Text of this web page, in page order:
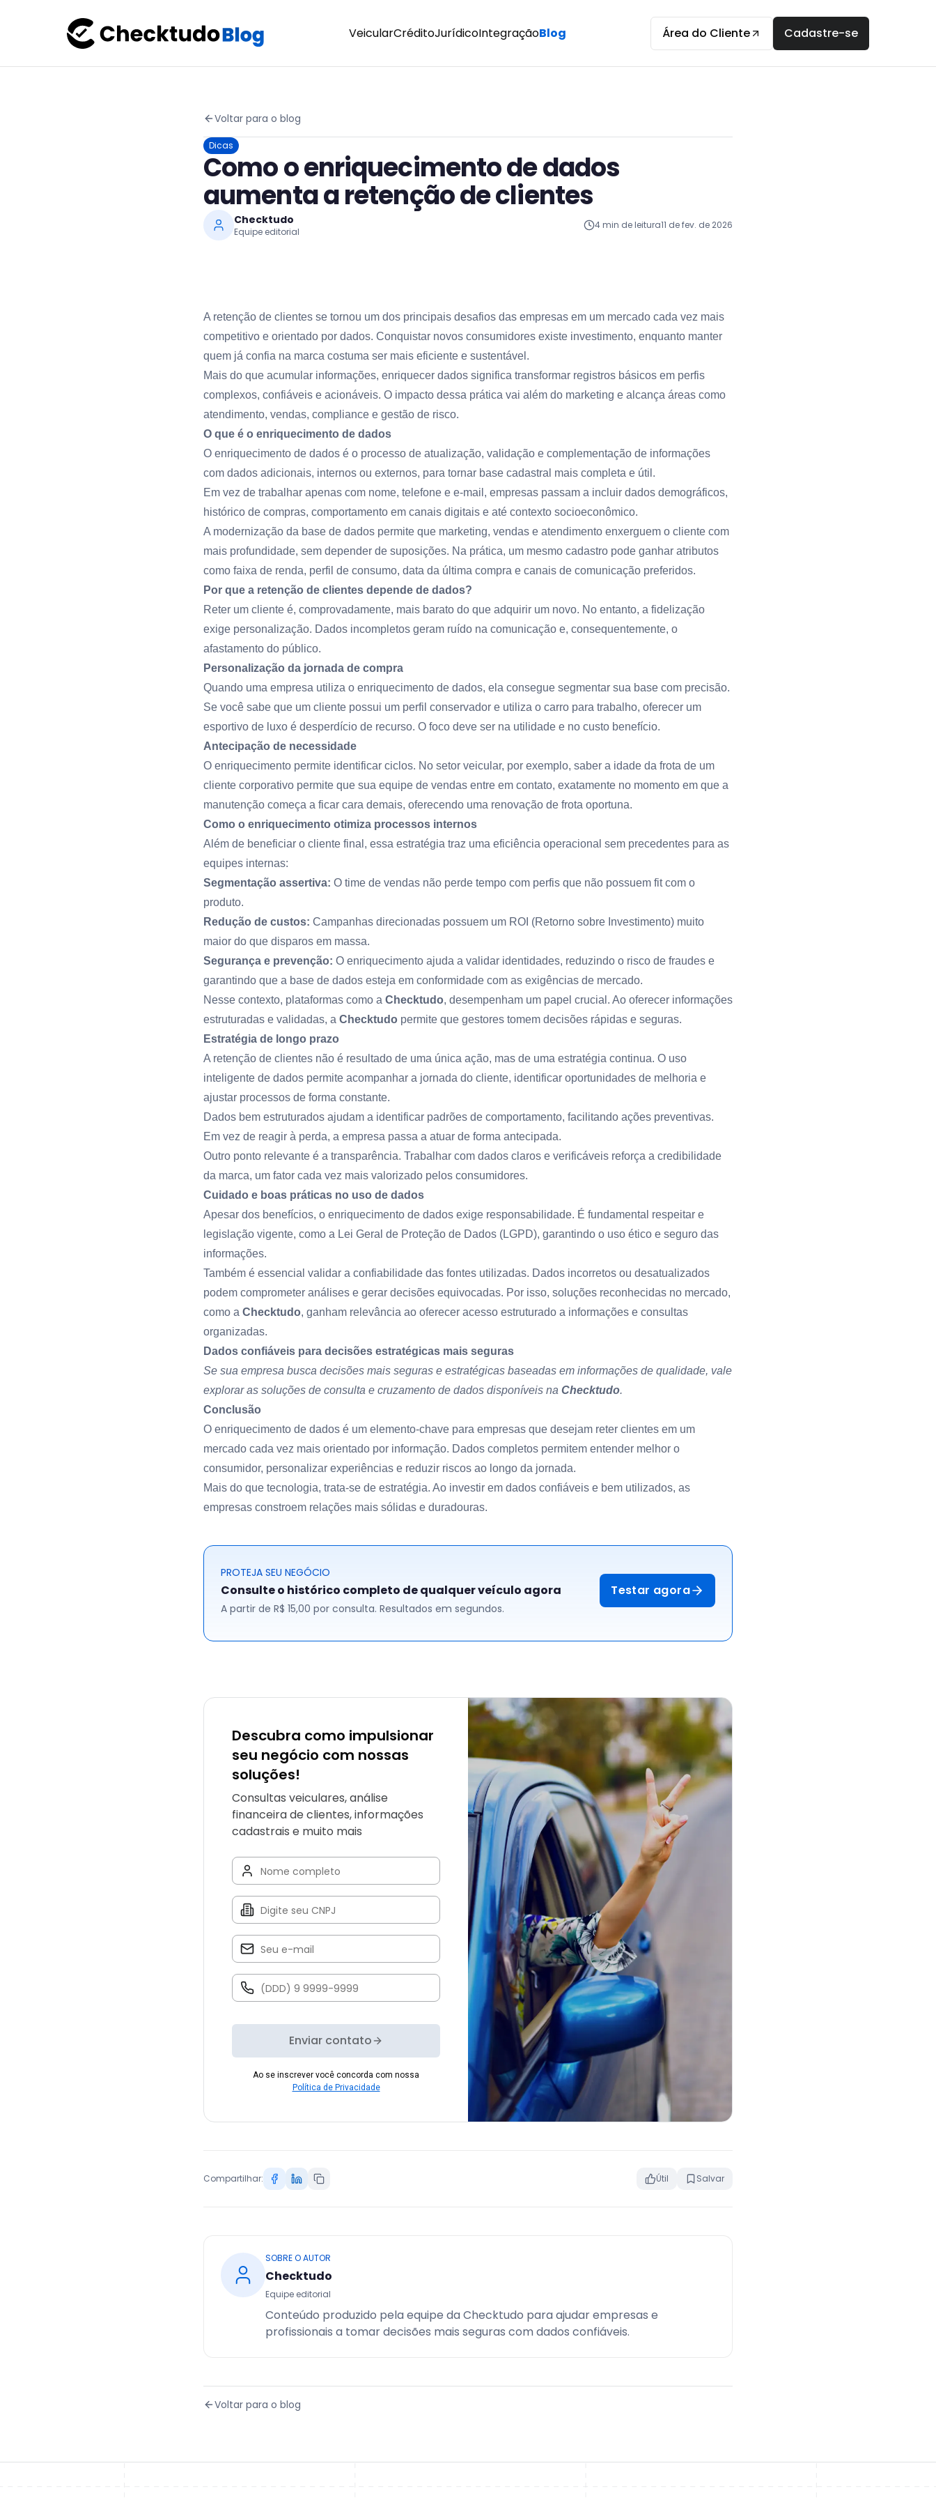
VeicularCréditoJurídicoIntegraçãoBlog Área do Cliente Cadastre-se
Voltar para o blog
Dicas
Como o enriquecimento de dados
aumenta a retenção de clientes
Checktudo
Equipe editorial
4 min de leitura11 de fev. de 2026
A retenção de clientes se tornou um dos principais desafios das empresas em um mercado cada vez mais
competitivo e orientado por dados. Conquistar novos consumidores existe investimento, enquanto manter
quem já confia na marca costuma ser mais eficiente e sustentável.
Mais do que acumular informações, enriquecer dados significa transformar registros básicos em perfis
complexos, confiáveis e acionáveis. O impacto dessa prática vai além do marketing e alcança áreas como
atendimento, vendas, compliance e gestão de risco.
O que é o enriquecimento de dados
O enriquecimento de dados é o processo de atualização, validação e complementação de informações
com dados adicionais, internos ou externos, para tornar base cadastral mais completa e útil.
Em vez de trabalhar apenas com nome, telefone e e-mail, empresas passam a incluir dados demográficos,
histórico de compras, comportamento em canais digitais e até contexto socioeconômico.
A modernização da base de dados permite que marketing, vendas e atendimento enxerguem o cliente com
mais profundidade, sem depender de suposições. Na prática, um mesmo cadastro pode ganhar atributos
como faixa de renda, perfil de consumo, data da última compra e canais de comunicação preferidos.
Por que a retenção de clientes depende de dados?
Reter um cliente é, comprovadamente, mais barato do que adquirir um novo. No entanto, a fidelização
exige personalização. Dados incompletos geram ruído na comunicação e, consequentemente, o
afastamento do público.
Personalização da jornada de compra
Quando uma empresa utiliza o enriquecimento de dados, ela consegue segmentar sua base com precisão.
Se você sabe que um cliente possui um perfil conservador e utiliza o carro para trabalho, oferecer um
esportivo de luxo é desperdício de recurso. O foco deve ser na utilidade e no custo benefício.
Antecipação de necessidade
O enriquecimento permite identificar ciclos. No setor veicular, por exemplo, saber a idade da frota de um
cliente corporativo permite que sua equipe de vendas entre em contato, exatamente no momento em que a
manutenção começa a ficar cara demais, oferecendo uma renovação de frota oportuna.
Como o enriquecimento otimiza processos internos
Além de beneficiar o cliente final, essa estratégia traz uma eficiência operacional sem precedentes para as
equipes internas:
Segmentação assertiva: O time de vendas não perde tempo com perfis que não possuem fit com o
produto.
Redução de custos: Campanhas direcionadas possuem um ROI (Retorno sobre Investimento) muito
maior do que disparos em massa.
Segurança e prevenção: O enriquecimento ajuda a validar identidades, reduzindo o risco de fraudes e
garantindo que a base de dados esteja em conformidade com as exigências de mercado.
Nesse contexto, plataformas como a Checktudo, desempenham um papel crucial. Ao oferecer informações
estruturadas e validadas, a Checktudo permite que gestores tomem decisões rápidas e seguras.
Estratégia de longo prazo
A retenção de clientes não é resultado de uma única ação, mas de uma estratégia continua. O uso
inteligente de dados permite acompanhar a jornada do cliente, identificar oportunidades de melhoria e
ajustar processos de forma constante.
Dados bem estruturados ajudam a identificar padrões de comportamento, facilitando ações preventivas.
Em vez de reagir à perda, a empresa passa a atuar de forma antecipada.
Outro ponto relevante é a transparência. Trabalhar com dados claros e verificáveis reforça a credibilidade
da marca, um fator cada vez mais valorizado pelos consumidores.
Cuidado e boas práticas no uso de dados
Apesar dos benefícios, o enriquecimento de dados exige responsabilidade. É fundamental respeitar e
legislação vigente, como a Lei Geral de Proteção de Dados (LGPD), garantindo o uso ético e seguro das
informações.
Também é essencial validar a confiabilidade das fontes utilizadas. Dados incorretos ou desatualizados
podem comprometer análises e gerar decisões equivocadas. Por isso, soluções reconhecidas no mercado,
como a Checktudo, ganham relevância ao oferecer acesso estruturado a informações e consultas
organizadas.
Dados confiáveis para decisões estratégicas mais seguras
Se sua empresa busca decisões mais seguras e estratégicas baseadas em informações de qualidade, vale
explorar as soluções de consulta e cruzamento de dados disponíveis na Checktudo.
Conclusão
O enriquecimento de dados é um elemento-chave para empresas que desejam reter clientes em um
mercado cada vez mais orientado por informação. Dados completos permitem entender melhor o
consumidor, personalizar experiências e reduzir riscos ao longo da jornada.
Mais do que tecnologia, trata-se de estratégia. Ao investir em dados confiáveis e bem utilizados, as
empresas constroem relações mais sólidas e duradouras.
PROTEJA SEU NEGÓCIO
Consulte o histórico completo de qualquer veículo agora
A partir de R$ 15,00 por consulta. Resultados em segundos.
Testar agora
Descubra como impulsionar
seu negócio com nossas
soluções!
Consultas veiculares, análise
financeira de clientes, informações
cadastrais e muito mais
Enviar contato
Ao se inscrever você concorda com nossa
Política de Privacidade
Compartilhar: Útil Salvar
SOBRE O AUTOR
Checktudo
Equipe editorial
Conteúdo produzido pela equipe da Checktudo para ajudar empresas e
profissionais a tomar decisões mais seguras com dados confiáveis.
Voltar para o blog